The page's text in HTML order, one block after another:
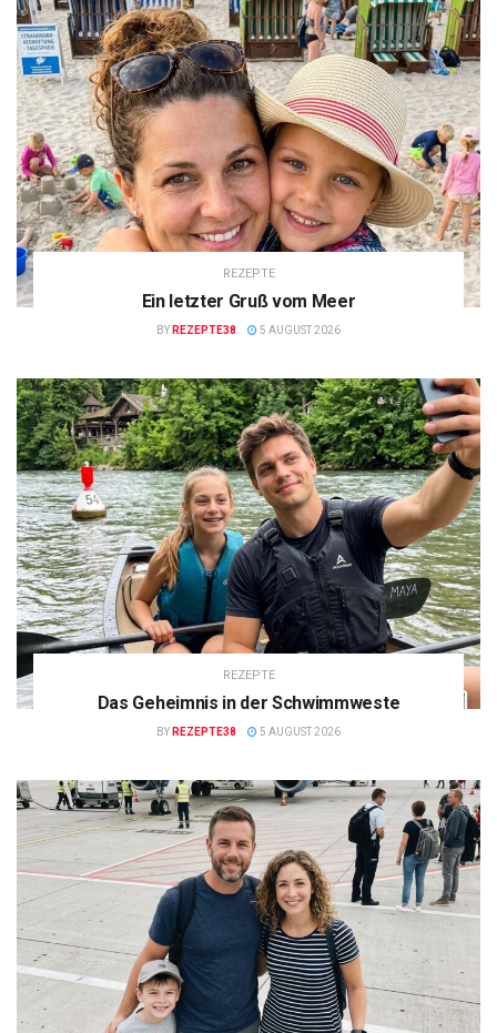
REZEPTE
Ein letzter Gruß vom Meer
BY REZEPTE38 5 AUGUST 2026
REZEPTE
Das Geheimnis in der Schwimmweste
BY REZEPTE38 5 AUGUST 2026